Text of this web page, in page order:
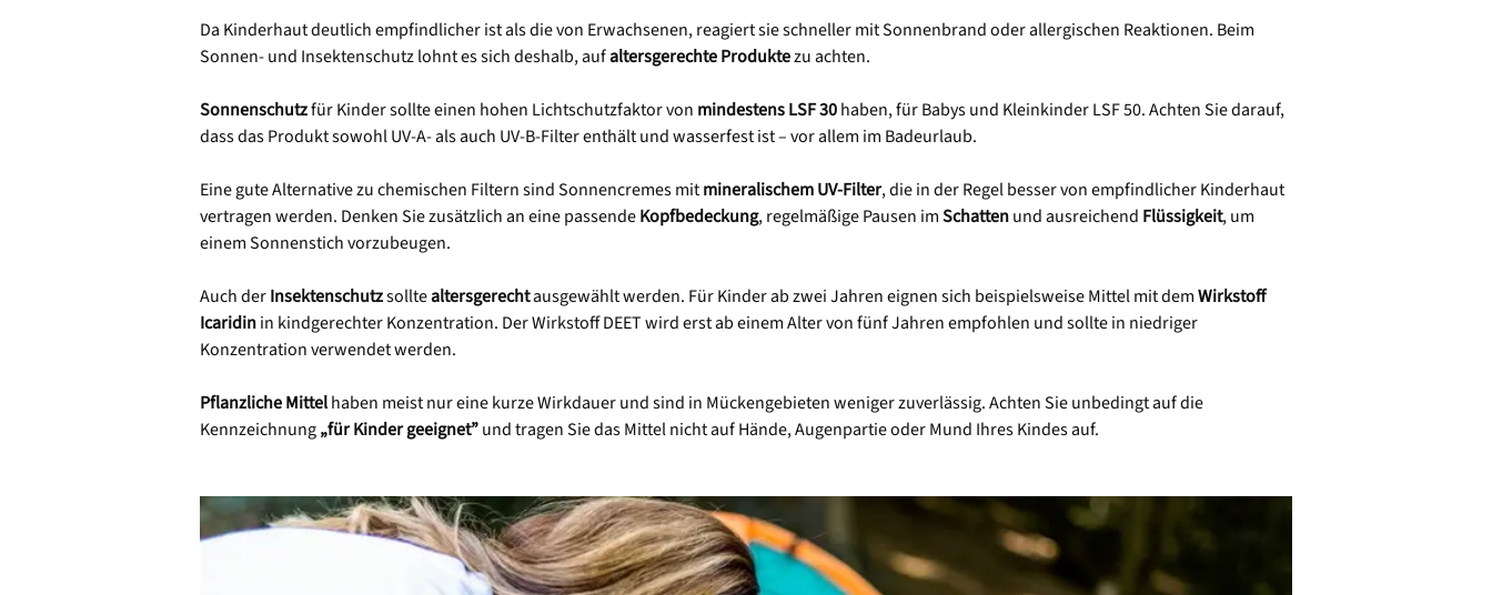
Da Kinderhaut deutlich empfindlicher ist als die von Erwachsenen, reagiert sie schneller mit Sonnenbrand oder allergischen Reaktionen. Beim
Sonnen- und Insektenschutz lohnt es sich deshalb, aufaltersgerechte Produktezu achten.
Sonnenschutzfür Kinder sollte einen hohen Lichtschutzfaktor von mindestens LSF 30haben, für Babys und Kleinkinder LSF 50. Achten Sie darauf,
dass das Produkt sowohl UV-A- als auch UV-B-Filter enthält und wasserfest ist – vor allem im Badeurlaub.
Eine gute Alternative zu chemischen Filtern sind Sonnencremes mitmineralischem UV-Filter, die in der Regel besser von empfindlicher Kinderhaut
vertragen werden. Denken Sie zusätzlich an eine passendeKopfbedeckung, regelmäßige Pausen imSchattenund ausreichend Flüssigkeit, um
einem Sonnenstich vorzubeugen.
Auch derInsektenschutzsolltealtersgerechtausgewählt werden. Für Kinder ab zwei Jahren eignen sich beispielsweise Mittel mit demWirkstoff
Icaridinin kindgerechter Konzentration. Der Wirkstoff DEET wird erst ab einem Alter von fünf Jahren empfohlen und sollte in niedriger
Konzentration verwendet werden.
Pflanzliche Mittelhaben meist nur eine kurze Wirkdauer und sind in Mückengebieten weniger zuverlässig. Achten Sie unbedingt auf die
Kennzeichnung„für Kinder geeignet”und tragen Sie das Mittel nicht auf Hände, Augenpartie oder Mund Ihres Kindes auf.